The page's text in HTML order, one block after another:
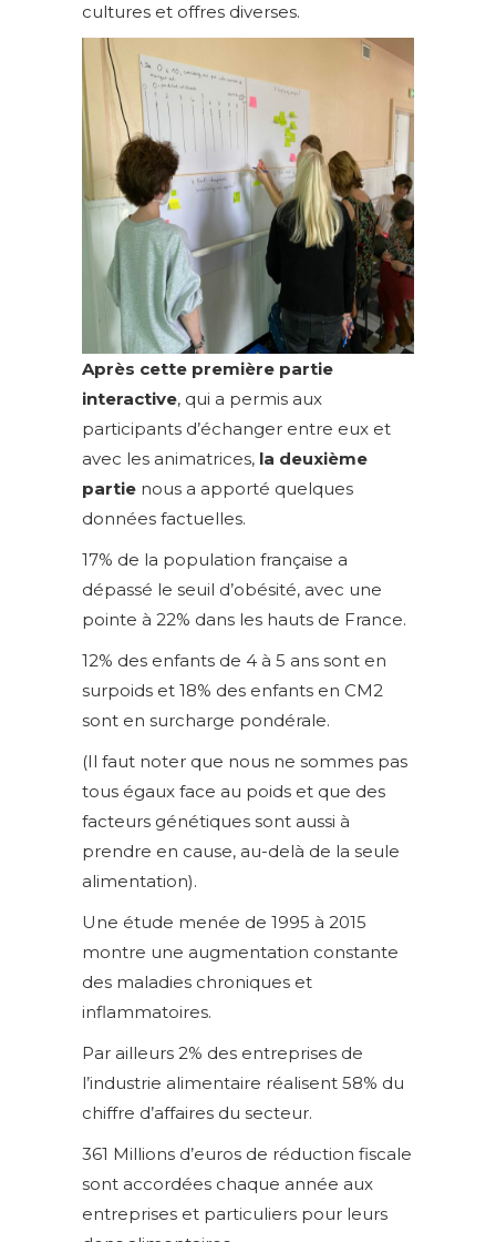
cultures et offres diverses.
Après cette première partie
interactive, qui a permis aux
participants d’échanger entre eux et
avec les animatrices, la deuxième
partie nous a apporté quelques
données factuelles.
17% de la population française a
dépassé le seuil d’obésité, avec une
pointe à 22% dans les hauts de France.
12% des enfants de 4 à 5 ans sont en
surpoids et 18% des enfants en CM2
sont en surcharge pondérale.
(Il faut noter que nous ne sommes pas
tous égaux face au poids et que des
facteurs génétiques sont aussi à
prendre en cause, au-delà de la seule
alimentation).
Une étude menée de 1995 à 2015
montre une augmentation constante
des maladies chroniques et
inflammatoires.
Par ailleurs 2% des entreprises de
l’industrie alimentaire réalisent 58% du
chiffre d’affaires du secteur.
361 Millions d’euros de réduction fiscale
sont accordées chaque année aux
entreprises et particuliers pour leurs